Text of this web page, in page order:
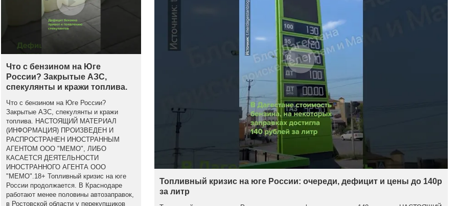
Что с бензином на Юге
России? Закрытые АЗС,
спекулянты и кражи топлива.
Что с бензином на Юге России?
Закрытые АЗС, спекулянты и кражи
топлива. НАСТОЯЩИЙ МАТЕРИАЛ
(ИНФОРМАЦИЯ) ПРОИЗВЕДЕН И
РАСПРОСТРАНЕН ИНОСТРАННЫМ
АГЕНТОМ ООО "МЕМО", ЛИБО
КАСАЕТСЯ ДЕЯТЕЛЬНОСТИ
ИНОСТРАННОГО АГЕНТА ООО
"МЕМО".18+ Топливный кризис на юге
России продолжается. В Краснодаре
работают менее половины автозаправок,
в Ростовской области у перекупщиков
Топливный кризис на юге России: очереди, дефицит и цены до 140р
за литр